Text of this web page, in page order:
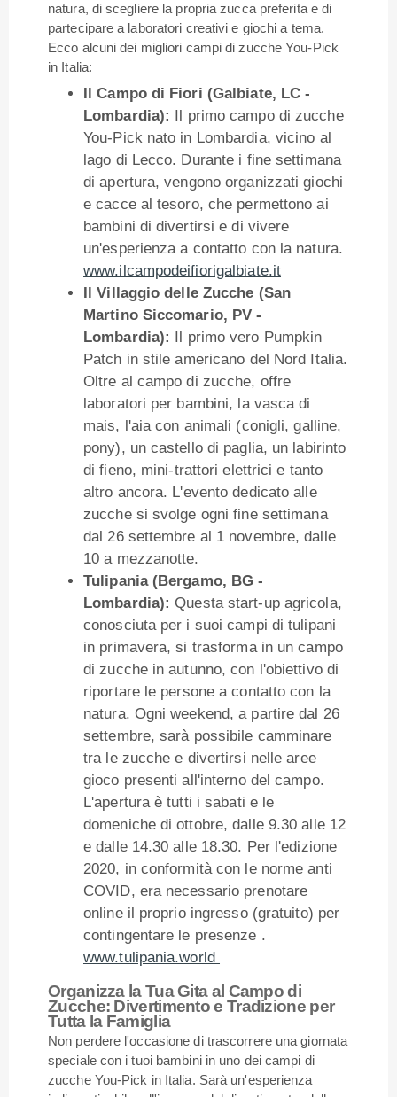
natura, di scegliere la propria zucca preferita e di
partecipare a laboratori creativi e giochi a tema.
Ecco alcuni dei migliori campi di zucche You-Pick
in Italia:
Il Campo di Fiori (Galbiate, LC -
Lombardia): Il primo campo di zucche
You-Pick nato in Lombardia, vicino al
lago di Lecco. Durante i fine settimana
di apertura, vengono organizzati giochi
e cacce al tesoro, che permettono ai
bambini di divertirsi e di vivere
un'esperienza a contatto con la natura.
www.ilcampodeifiorigalbiate.it
Il Villaggio delle Zucche (San
Martino Siccomario, PV -
Lombardia): Il primo vero Pumpkin
Patch in stile americano del Nord Italia.
Oltre al campo di zucche, offre
laboratori per bambini, la vasca di
mais, l'aia con animali (conigli, galline,
pony), un castello di paglia, un labirinto
di fieno, mini-trattori elettrici e tanto
altro ancora. L'evento dedicato alle
zucche si svolge ogni fine settimana
dal 26 settembre al 1 novembre, dalle
10 a mezzanotte.
Tulipania (Bergamo, BG -
Lombardia): Questa start-up agricola,
conosciuta per i suoi campi di tulipani
in primavera, si trasforma in un campo
di zucche in autunno, con l'obiettivo di
riportare le persone a contatto con la
natura. Ogni weekend, a partire dal 26
settembre, sarà possibile camminare
tra le zucche e divertirsi nelle aree
gioco presenti all'interno del campo.
L'apertura è tutti i sabati e le
domeniche di ottobre, dalle 9.30 alle 12
e dalle 14.30 alle 18.30. Per l'edizione
2020, in conformità con le norme anti
COVID, era necessario prenotare
online il proprio ingresso (gratuito) per
contingentare le presenze .
www.tulipania.world
Organizza la Tua Gita al Campo di
Zucche: Divertimento e Tradizione per
Tutta la Famiglia
Non perdere l'occasione di trascorrere una giornata
speciale con i tuoi bambini in uno dei campi di
zucche You-Pick in Italia. Sarà un'esperienza